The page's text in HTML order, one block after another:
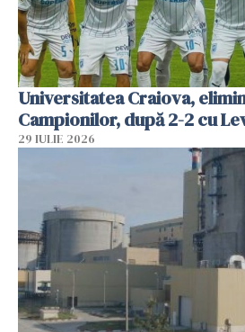
Universitatea Craiova,
Campionilor, după 2-2 cu
29 IULIE 2026